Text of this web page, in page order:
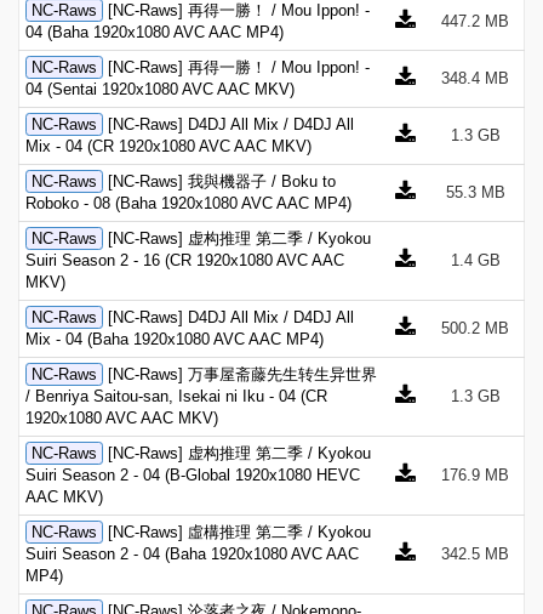
NC-Raws
[NC-Raws] 再得一勝！ / Mou Ippon! -
04 (Baha 1920x1080 AVC AAC MP4)
447.2 MB
NC-Raws
[NC-Raws] 再得一勝！ / Mou Ippon! -
04 (Sentai 1920x1080 AVC AAC MKV)
348.4 MB
NC-Raws
[NC-Raws] D4DJ All Mix / D4DJ All
Mix - 04 (CR 1920x1080 AVC AAC MKV)
1.3 GB
NC-Raws
[NC-Raws] 我與機器子 / Boku to
Roboko - 08 (Baha 1920x1080 AVC AAC MP4)
55.3 MB
NC-Raws
[NC-Raws] 虚构推理 第二季 / Kyokou
Suiri Season 2 - 16 (CR 1920x1080 AVC AAC
MKV)
1.4 GB
NC-Raws
[NC-Raws] D4DJ All Mix / D4DJ All
Mix - 04 (Baha 1920x1080 AVC AAC MP4)
500.2 MB
NC-Raws
[NC-Raws] 万事屋斋藤先生转生异世界
/ Benriya Saitou-san, Isekai ni Iku - 04 (CR
1920x1080 AVC AAC MKV)
1.3 GB
NC-Raws
[NC-Raws] 虚构推理 第二季 / Kyokou
Suiri Season 2 - 04 (B-Global 1920x1080 HEVC
AAC MKV)
176.9 MB
NC-Raws
[NC-Raws] 虛構推理 第二季 / Kyokou
Suiri Season 2 - 04 (Baha 1920x1080 AVC AAC
MP4)
342.5 MB